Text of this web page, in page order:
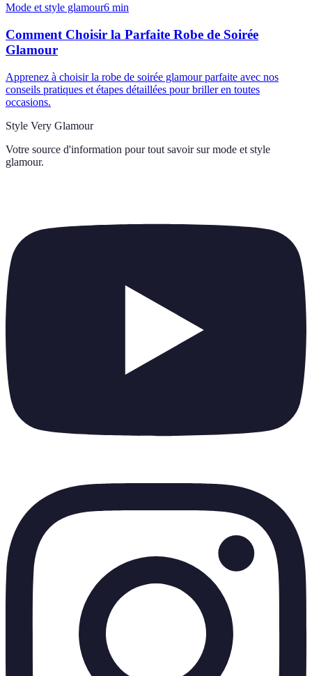
Mode et style glamour6 min
Comment Choisir la Parfaite Robe de Soirée
Glamour
Apprenez à choisir la robe de soirée glamour parfaite avec nos
conseils pratiques et étapes détaillées pour briller en toutes
occasions.
Style Very Glamour
Votre source d'information pour tout savoir sur mode et style
glamour.